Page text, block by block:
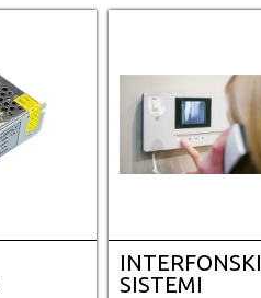
INTERFONSKI
SISTEMI